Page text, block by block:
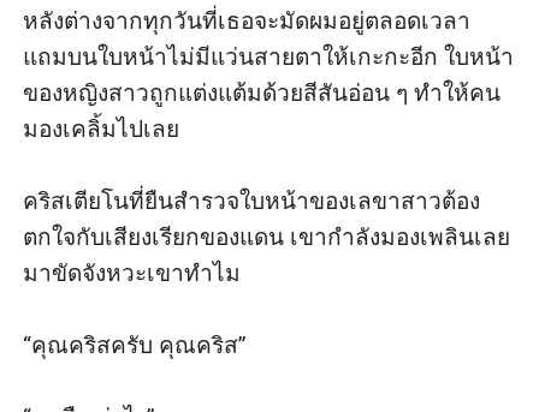
หลังต่างจากทุกวันที่เธอจะมัดผมอยู่ตลอดเวลา
แถมบนใบหน้าไม่มีแว่นสายตาให้เกะกะอีก ใบหน้า
ของหญิงสาวถูกแต่งแต้มด้วยสีสันอ่อน ๆ ทำให้คน
มองเคลิ้มไปเลย
คริสเตียโนที่ยืนสำรวจใบหน้าของเลขาสาวต้อง
ตกใจกับเสียงเรียกของแดน เขากำลังมองเพลินเลย
มาขัดจังหวะเขาทำไม
“คุณคริสครับ คุณคริส”